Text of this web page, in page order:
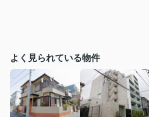
よく見られている物件